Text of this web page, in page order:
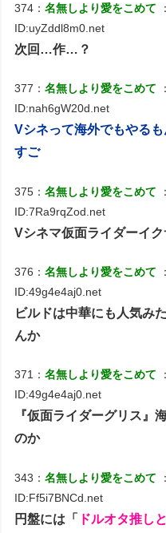
374：名無しより愛をこめて
ID:uyZddl8m0.net
次回…作…？
377：名無しより愛をこめて
ID:nah6gW20d.net
Vシネって海外でもやる
すご
375：名無しより愛をこめて
ID:7Ra9rqZod.net
Vシネマ仮面ライダーイ
376：名無しより愛をこめて
ID:49g4e4aj0.net
ビルドは中華にも人気み
んか
371：名無しより愛をこめて
ID:49g4e4aj0.net
『仮面ライダーグリス』
のか
343：名無しより愛をこめて
ID:Ff5i7BNCd.net
円盤には「 ドルオタ推し